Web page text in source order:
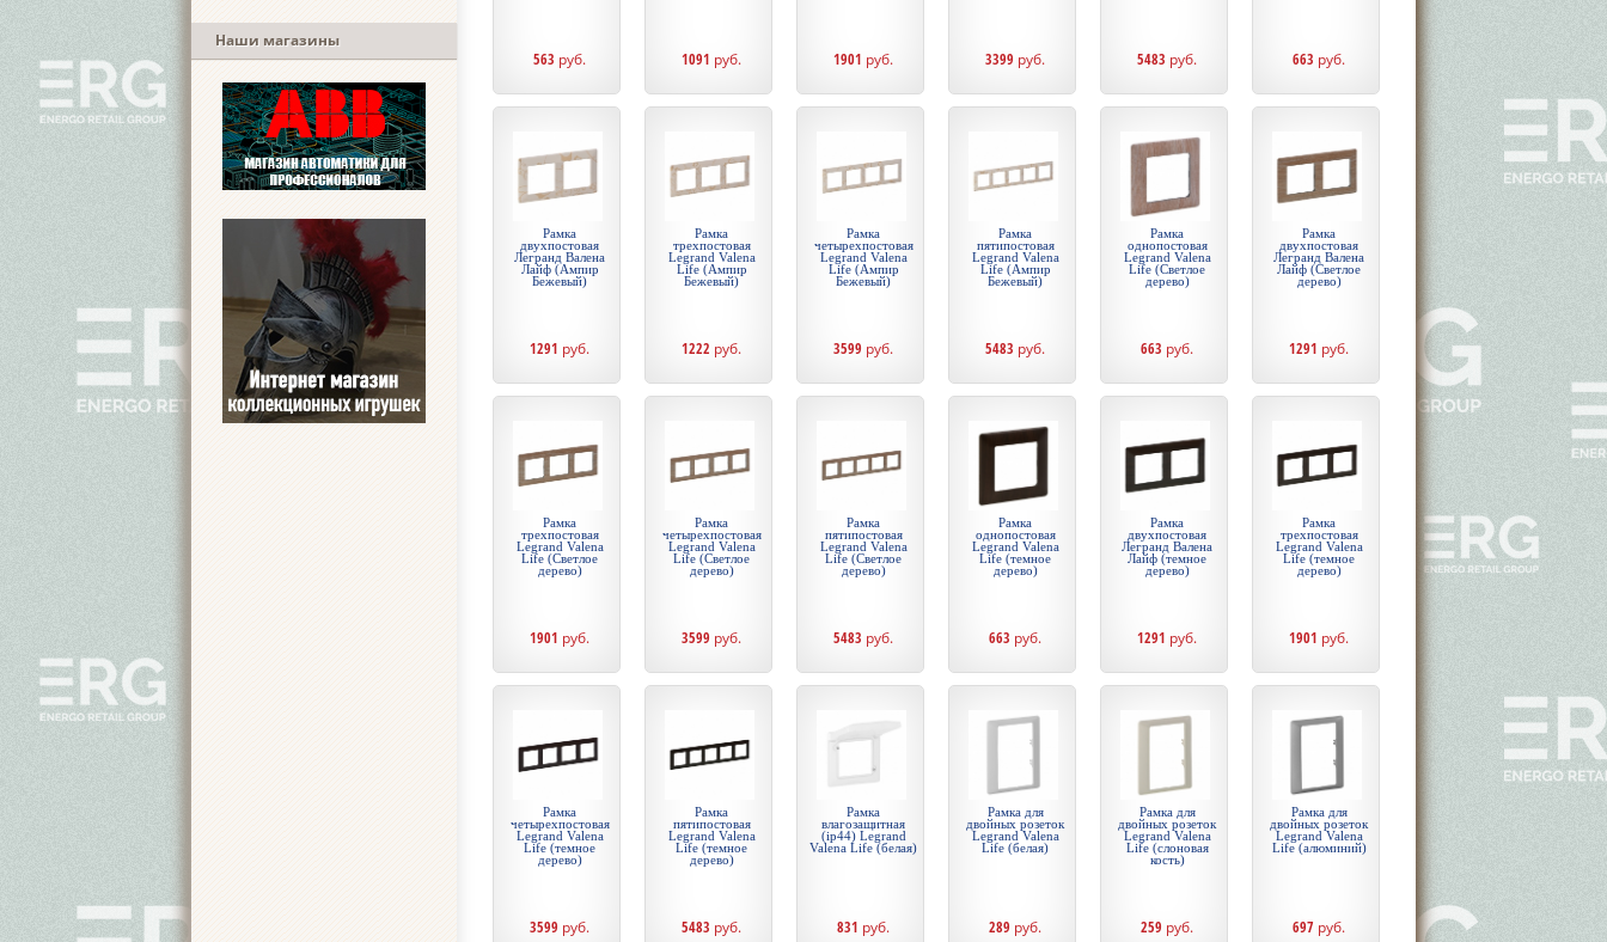
Наши магазины
563 руб. 1091 руб. 1901 руб. 3399 руб. 5483 руб. 663 руб.
Рамка
двухпостовая
Легранд Валена
Лайф (Ампир
Бежевый)
1291 руб.
Рамка
трехпостовая
Legrand Valena
Life (Ампир
Бежевый)
1222 руб.
Рамка
четырехпостовая
Legrand Valena
Life (Ампир
Бежевый)
3599 руб.
Рамка
пятипостовая
Legrand Valena
Life (Ампир
Бежевый)
5483 руб.
Рамка
однопостовая
Legrand Valena
Life (Светлое
дерево)
663 руб.
Рамка
двухпостовая
Легранд Валена
Лайф (Светлое
дерево)
1291 руб.
Рамка
трехпостовая
Legrand Valena
Life (Светлое
дерево)
1901 руб.
Рамка
четырехпостовая
Legrand Valena
Life (Светлое
дерево)
3599 руб.
Рамка
пятипостовая
Legrand Valena
Life (Светлое
дерево)
5483 руб.
Рамка
однопостовая
Legrand Valena
Life (темное
дерево)
663 руб.
Рамка
двухпостовая
Легранд Валена
Лайф (темное
дерево)
1291 руб.
Рамка
трехпостовая
Legrand Valena
Life (темное
дерево)
1901 руб.
Рамка
четырехпостовая
Legrand Valena
Life (темное
дерево)
3599 руб.
Рамка
пятипостовая
Legrand Valena
Life (темное
дерево)
5483 руб.
Рамка
влагозащитная
(ip44) Legrand
Valena Life (белая)
831 руб.
Рамка для
двойных розеток
Legrand Valena
Life (белая)
289 руб.
Рамка для
двойных розеток
Legrand Valena
Life (слоновая
кость)
259 руб.
Рамка для
двойных розеток
Legrand Valena
Life (алюминий)
697 руб.